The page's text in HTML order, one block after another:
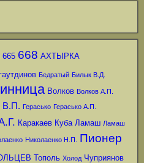
665 668 АХТЫРКА
Бедратый Билык В.Д.
Волков Волков А.П.
В.П. Герасько Герасько А.П.
Каракаев Куба Ламаш Ламаш
Николаенко Н.П. Пионер
Тополь Холод Чуприянов